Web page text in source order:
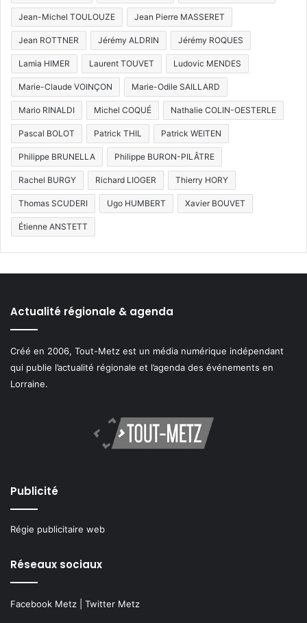
Jean-Michel TOULOUZE Jean Pierre MASSERET
Jean ROTTNER Jérémy ALDRIN Jérémy ROQUES
Lamia HIMER Laurent TOUVET Ludovic MENDES
Marie-Claude VOINÇON Marie-Odile SAILLARD
Mario RINALDI Michel COQUÉ Nathalie COLIN-OESTERLE
Pascal BOLOT Patrick THIL Patrick WEITEN
Philippe BRUNELLA Philippe BURON-PILÂTRE
Rachel BURGY Richard LIOGER Thierry HORY
Thomas SCUDERI Ugo HUMBERT Xavier BOUVET
Étienne ANSTETT
Actualité régionale & agenda
Créé en 2006, Tout-Metz est un média numérique indépendant
qui publie l’actualité régionale et l’agenda des événements en
Lorraine.
Publicité
Régie publicitaire web
Réseaux sociaux
Facebook Metz Twitter Metz